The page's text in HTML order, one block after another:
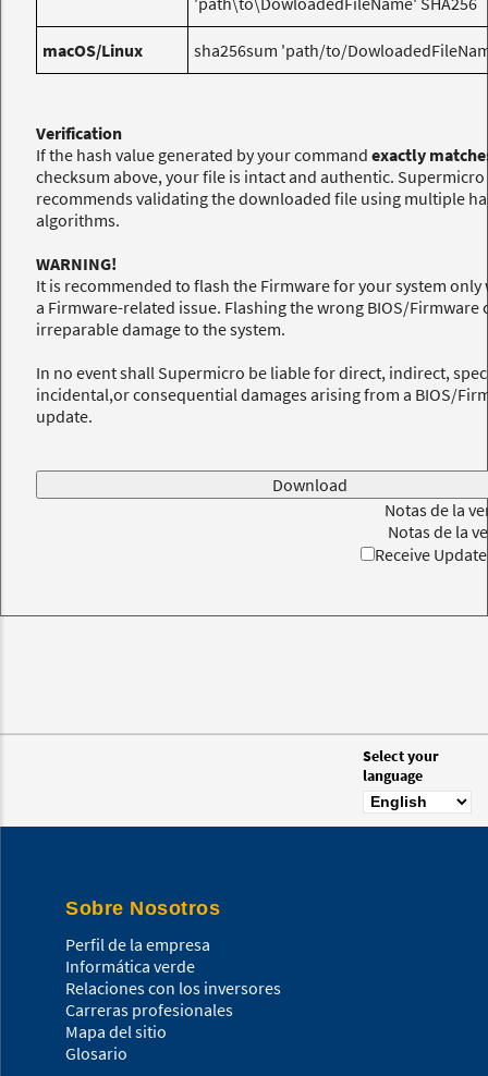
macOS/Linux sha256sum 'path/to/
Verification
If the hash value generated by your command exactly
checksum above, your file is intact and authentic. Supermicro
recommends validating the downloaded file using multiple
algorithms.
WARNING!
It is recommended to flash the Firmware for your system only
a Firmware-related issue. Flashing the wrong BIOS/Firmware
irreparable damage to the system.
In no event shall Supermicro be liable for direct, indirect,
incidental,or consequential damages arising from a BIOS/
update.
Download
Notas de la
Notas de la
Receive
Select your
language
Sobre Nosotros
Perfil de la empresa
Informática verde
Relaciones con los inversores
Carreras profesionales
Mapa del sitio
Glosario